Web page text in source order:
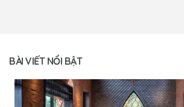
BÀI VIẾT NỔI BẬT